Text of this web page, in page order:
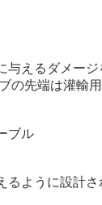
与えるダメー
の先端は灌輸
ブル
るように設計さ